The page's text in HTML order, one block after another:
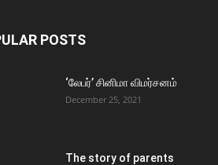
POSTS
‘லேபர்’ சினிமா விமர்சனம்
December 25, 2021
The story of parents